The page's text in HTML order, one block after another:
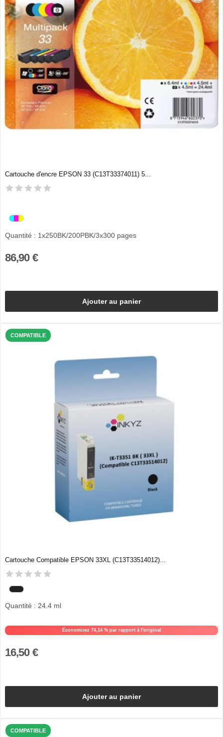
Cartouche d'encre EPSON 33 (C13T33374011) 5...
Quantité : 1x250BK/200PBK/3x300 pages
86,90 €
Ajouter au panier
COMPATIBLE
Cartouche Compatible EPSON 33XL (C13T33514012)...
Économisez 74,14 % par rapport à l'original
Quantité : 24.4 ml
16,50 €
Ajouter au panier
COMPATIBLE